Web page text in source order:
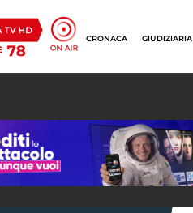
CRONACA GIUDIZIARIA